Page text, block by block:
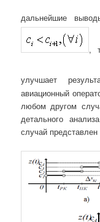
дальнейшие
,
улучшает
авиационный
любом другом
детального
случай